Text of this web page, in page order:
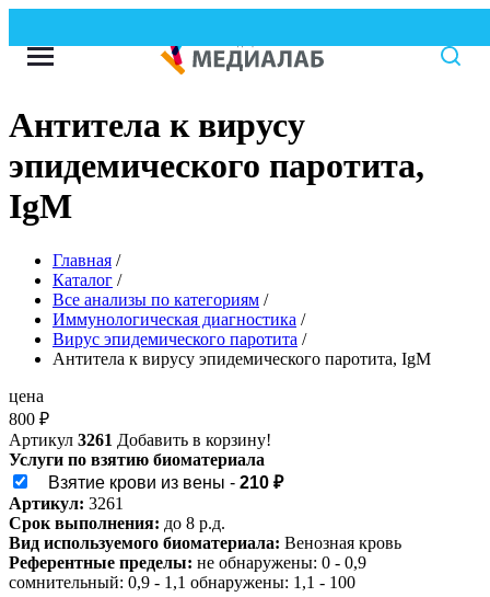
Антитела к вирусу
эпидемического паротита,
IgМ
Главная /
Каталог /
Все анализы по категориям /
Иммунологическая диагностика /
Вирус эпидемического паротита /
Антитела к вирусу эпидемического паротита, IgМ
цена
800 ₽
Артикул 3261 Добавить в корзину!
Услуги по взятию биоматериала
Взятие крови из вены - 210 ₽
Артикул: 3261
Срок выполнения: до 8 р.д.
Вид используемого биоматериала: Венозная кровь
Референтные пределы: не обнаружены: 0 - 0,9
сомнительный: 0,9 - 1,1 обнаружены: 1,1 - 100